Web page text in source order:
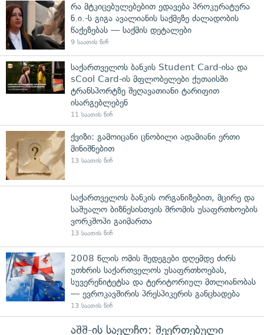
რა მტკიცებულებებით ედავება პროკურატურა
ნ.ი.-ს გიგა ავალიანის საქმეზე ძალადობის
წაქეზებას — საქმის დეტალები
9 საათის წინ
საქართველოს ბანკის Student Card-ისა და
sCool Card-ის მფლობელები ქუთაისში
ტრანსპორტზე შეღავათიანი ტარიფით
ისარგებლებენ
11 საათის წინ
ქვიზი: გამოიცანი ცნობილი ადამიანი ერთი
მინიშნებით
13 საათის წინ
საქართველოს ბანკის ორგანიზებით, მცირე და
საშუალო ბიზნესისთვის შრომის უსაფრთხოების
ვორკშოპი გაიმართა
13 საათის წინ
2008 წლის ომის შედეგები დღემდე ძირს
უთხრის საქართველოს უსაფრთხოებას,
სუვერენიტეტსა და ტერიტორიულ მთლიანობას
— ევროკავშირის პრესპიკერის განცხადება
13 საათის წინ
აშშ-ის საელჩო: შეერთებული